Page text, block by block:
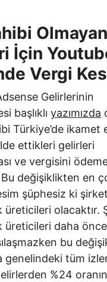
İçin
Vergi
Gelirlerinin
başlıklı yazımızda
Türkiye’de ikamet
ettikleri gelirleri
ve vergisini
değişiklikten en
şüphesiz ki
üreticileri olacaktır.
üreticileri daha
bu
genelindeki tüm
%24